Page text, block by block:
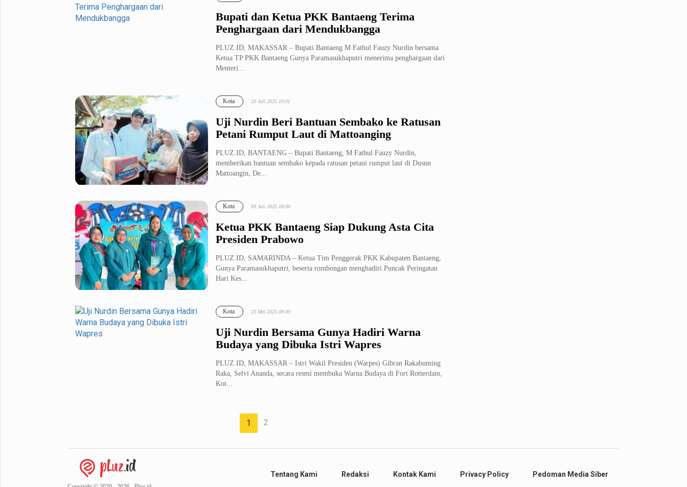
Bupati dan Ketua PKK Bantaeng Terima
Penghargaan dari Mendukbangga
PLUZ.ID, MAKASSAR – Bupati Bantaeng M Fathul Fauzy Nurdin bersama
Ketua TP PKK Bantaeng Gunya Paramasukhaputri menerima penghargaan dari
Menteri...
Uji Nurdin Beri Bantuan Sembako ke Ratusan
Petani Rumput Laut di Mattoanging
Kota 20 Juli 2025 19:01
PLUZ.ID, BANTAENG – Bupati Bantaeng, M Fathul Fauzy Nurdin,
memberikan bantuan sembako kepada ratusan petani rumput laut di Dusun
Mattoangin, De...
Ketua PKK Bantaeng Siap Dukung Asta Cita
Presiden Prabowo
Kota 09 Juli 2025 18:00
PLUZ.ID, SAMARINDA – Ketua Tim Penggerak PKK Kabupaten Bantaeng,
Gunya Paramasukhaputri, beserta rombongan menghadiri Puncak Peringatan
Hari Kes...
Uji Nurdin Bersama Gunya Hadiri Warna
Budaya yang Dibuka Istri Wapres
Kota 23 Mei 2025 09:00
PLUZ.ID, MAKASSAR – Istri Wakil Presiden (Warpes) Gibran Rakabuming
Raka, Selvi Ananda, secara resmi membuka Warna Budaya di Fort Rotterdam,
Kot...
1 2
Tentang Kami Redaksi Kontak Kami Privacy Policy Pedoman Media Siber